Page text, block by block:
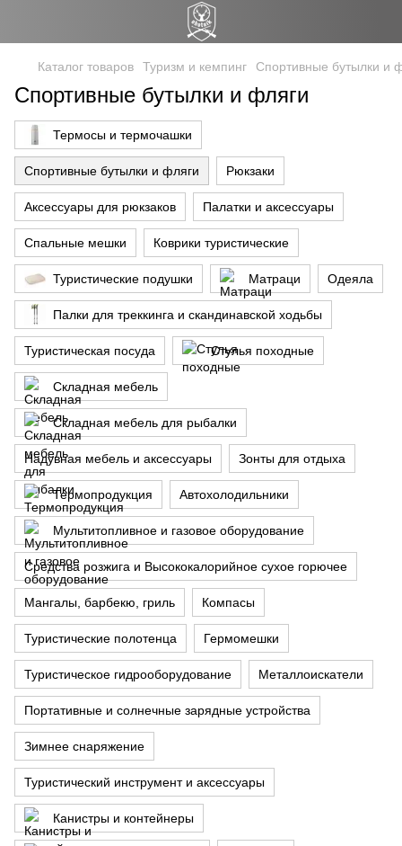
Каталог товаров Туризм и кемпинг Спортивные бутылки и
Спортивные бутылки и фляги
Термосы и термочашки
Спортивные бутылки и фляги Рюкзаки
Аксессуары для рюкзаков Палатки и аксессуары
Спальные мешки Коврики туристические
Туристические подушки Матраци Одеяла
Палки для треккинга и скандинавской ходьбы
Туристическая посуда Стулья походные
Складная мебель
Складная мебель для рыбалки
Надувная мебель и аксессуары Зонты для отдыха
Термопродукция Автохолодильники
Мультитопливное и газовое оборудование
Средства розжига и Высококалорийное сухое горючее
Мангалы, барбекю, гриль Компасы
Туристические полотенца Гермомешки
Туристическое гидрооборудование Металлоискатели
Портативные и солнечные зарядные устройства
Зимнее снаряжение
Туристический инструмент и аксессуары
Канистры и контейнеры